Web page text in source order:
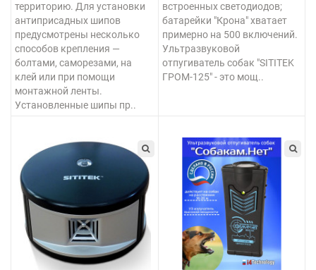
территорию. Для установки
антиприсадных шипов
предусмотрены несколько
способов крепления —
болтами, саморезами, на
клей или при помощи
монтажной ленты.
Установленные шипы пр..
встроенных светодиодов;
батарейки "Крона" хватает
примерно на 500 включений.
Ультразвуковой
отпугиватель собак "SITITEK
ГРОМ-125" - это мощ..